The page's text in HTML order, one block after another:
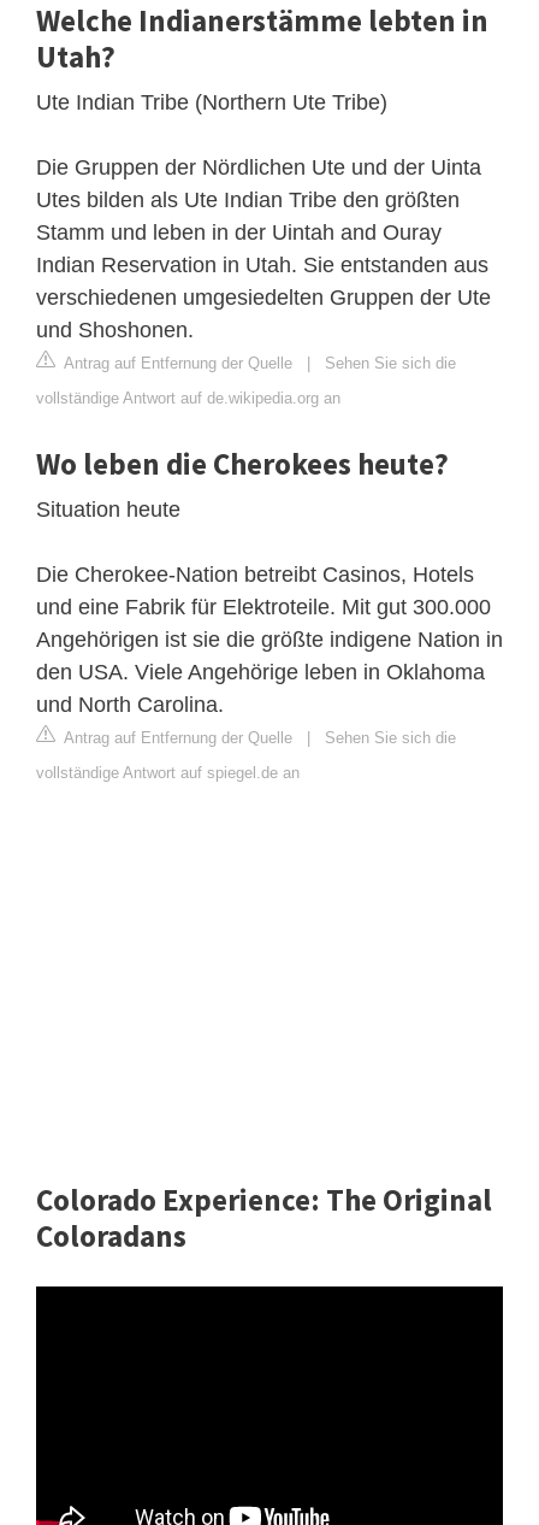
Welche Indianerstämme lebten in
Utah?
Ute Indian Tribe (Northern Ute Tribe)
Die Gruppen der Nördlichen Ute und der Uinta
Utes bilden als Ute Indian Tribe den größten
Stamm und leben in der Uintah and Ouray
Indian Reservation in Utah. Sie entstanden aus
verschiedenen umgesiedelten Gruppen der Ute
und Shoshonen.
Antrag auf Entfernung der Quelle
Sehen Sie sich die
vollständige Antwort auf de.wikipedia.org an
Wo leben die Cherokees heute?
Situation heute
Die Cherokee-Nation betreibt Casinos, Hotels
und eine Fabrik für Elektroteile. Mit gut 300.000
Angehörigen ist sie die größte indigene Nation in
den USA. Viele Angehörige leben in Oklahoma
und North Carolina.
Antrag auf Entfernung der Quelle
Sehen Sie sich die
vollständige Antwort auf spiegel.de an
Colorado Experience: The Original
Coloradans